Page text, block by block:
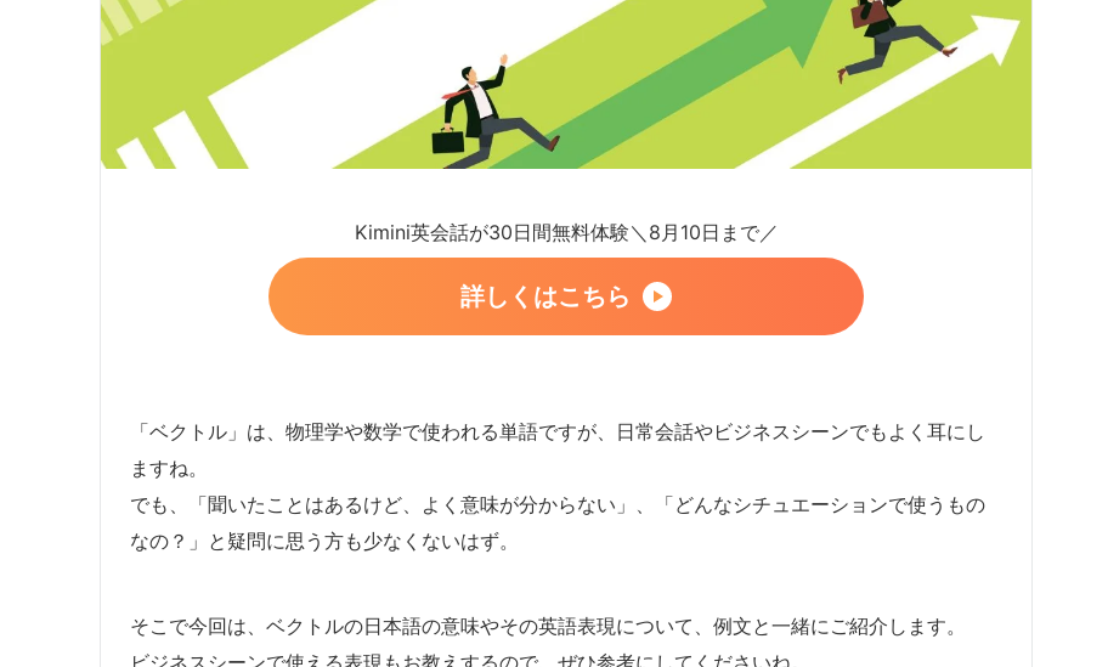
Kimini英会話が30日間無料体験＼8月10日まで／
詳しくはこちら
「ベクトル」は、物理学や数学で使われる単語ですが、日常会話やビジネスシーンでもよく耳にし
ますね。
でも、「聞いたことはあるけど、よく意味が分からない」、「どんなシチュエーションで使うもの
なの？」と疑問に思う方も少なくないはず。
そこで今回は、ベクトルの日本語の意味やその英語表現について、例文と一緒にご紹介します。
ビジネスシーンで使える表現もお教えするので、ぜひ参考にしてくださいね。